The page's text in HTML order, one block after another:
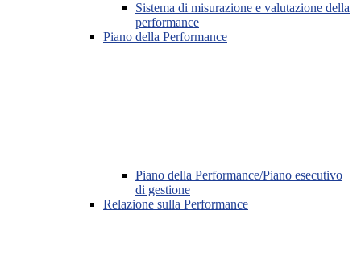
Sistema di misurazione e valutazione della
performance
Piano della Performance
Piano della Performance/Piano esecutivo
di gestione
Relazione sulla Performance